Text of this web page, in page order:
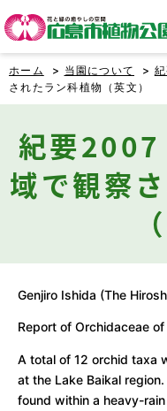
ホーム > 当園について >
されたラン科植物（英文）
紀要
域で観察
Genjiro Ishida (The
Report of Orchidaceae
A total of 12 orchid taxa
at the Lake Baikal
found within a heavy-